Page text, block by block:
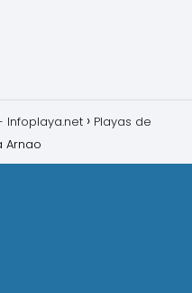
Infoplaya.net
Playas de
Arnao